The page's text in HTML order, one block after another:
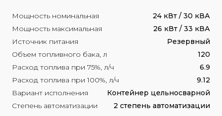
Мощность номинальная
24 кВт / 30 кВА
Мощность максимальная
26 кВт / 33 кВА
Источник питания
Резервный
Объем топливного бака, л
120
Расход топлива при 75%, л/ч
6.9
Расход топлива при 100%, л/ч
9.12
Вариант исполнения
Контейнер цельносварной
Степень автоматизации
2 степень автоматизации